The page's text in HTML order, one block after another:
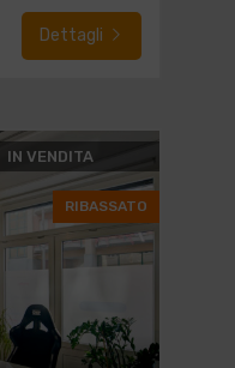
Dettagli
IN VENDITA
RIBASSATO